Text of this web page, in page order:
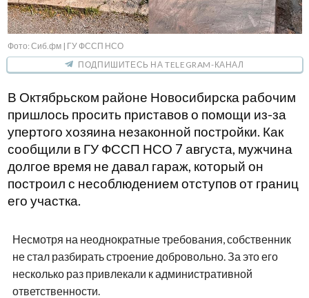
Фото: Сиб.фм | ГУ ФССП НСО
ПОДПИШИТЕСЬ НА TELEGRAM-КАНАЛ
В Октябрьском районе Новосибирска рабочим
пришлось просить приставов о помощи из-за
упертого хозяина незаконной постройки. Как
сообщили в ГУ ФССП НСО 7 августа, мужчина
долгое время не давал гараж, который он
построил с несоблюдением отступов от границ
его участка.
Несмотря на неоднократные требования, собственник
не стал разбирать строение добровольно. За это его
несколько раз привлекали к административной
ответственности.